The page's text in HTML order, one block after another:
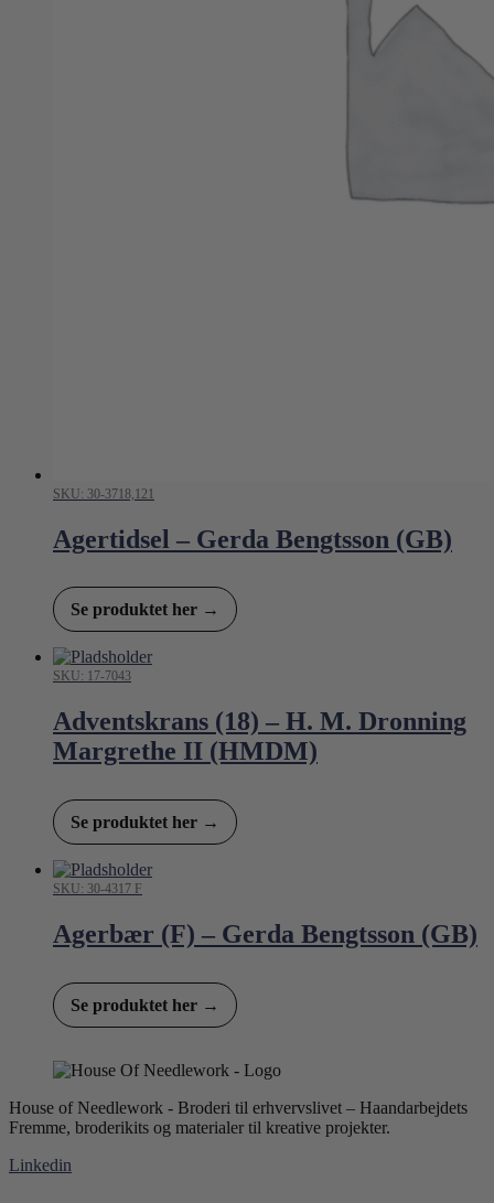
SKU: 30-3718,121
Agertidsel – Gerda Bengtsson (GB)
Se produktet her →
SKU: 17-7043
Adventskrans (18) – H. M. Dronning
Margrethe II (HMDM)
Se produktet her →
SKU: 30-4317 F
Agerbær (F) – Gerda Bengtsson (GB)
Se produktet her →
House of Needlework - Broderi til erhvervslivet – Haandarbejdets
Fremme, broderikits og materialer til kreative projekter.
Linkedin